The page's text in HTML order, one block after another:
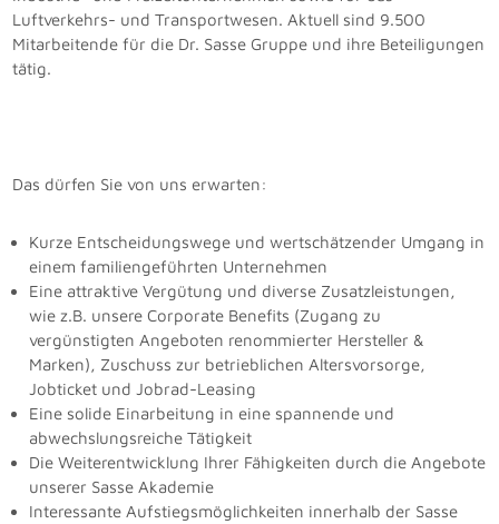
Luftverkehrs- und Transportwesen. Aktuell sind 9.500
Mitarbeitende für die Dr. Sasse Gruppe und ihre Beteiligungen
tätig.
Das dürfen Sie von uns erwarten:
Kurze Entscheidungswege und wertschätzender Umgang in
einem familiengeführten Unternehmen
Eine attraktive Vergütung und diverse Zusatzleistungen,
wie z.B. unsere Corporate Benefits (Zugang zu
vergünstigten Angeboten renommierter Hersteller &
Marken), Zuschuss zur betrieblichen Altersvorsorge,
Jobticket und Jobrad-Leasing
Eine solide Einarbeitung in eine spannende und
abwechslungsreiche Tätigkeit
Die Weiterentwicklung Ihrer Fähigkeiten durch die Angebote
unserer Sasse Akademie
Interessante Aufstiegsmöglichkeiten innerhalb der Sasse